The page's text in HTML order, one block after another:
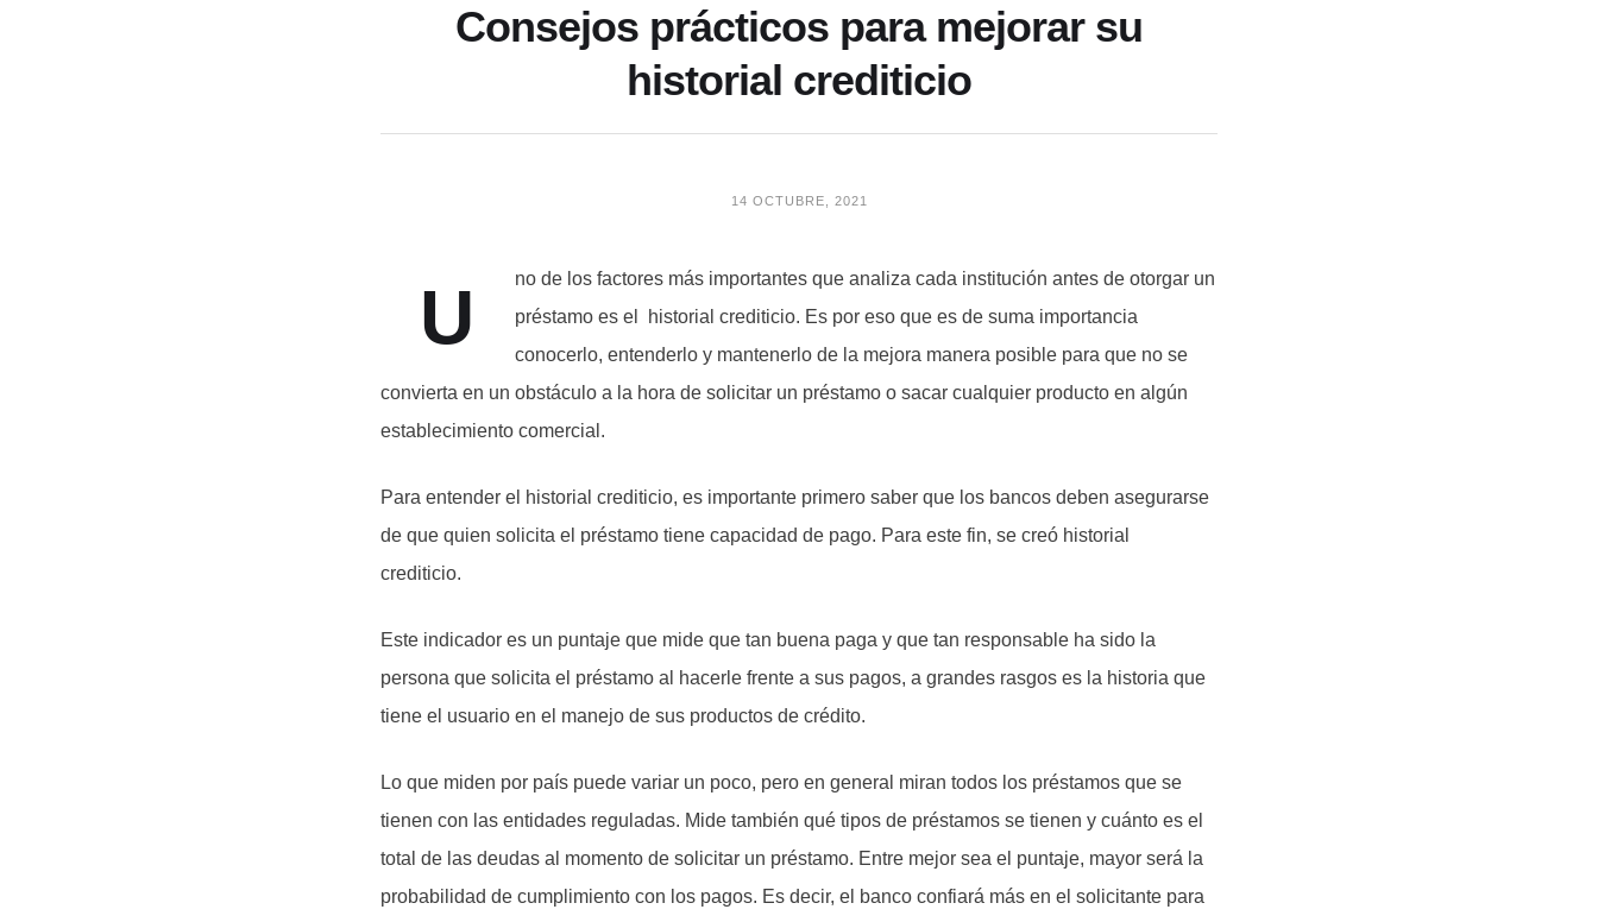
Consejos prácticos para mejorar su
historial crediticio
14 OCTUBRE, 2021
U
no de los factores más importantes que analiza cada institución antes de otorgar un
préstamo es el historial crediticio. Es por eso que es de suma importancia
conocerlo, entenderlo y mantenerlo de la mejora manera posible para que no se
convierta en un obstáculo a la hora de solicitar un préstamo o sacar cualquier producto en algún
establecimiento comercial.
Para entender el historial crediticio, es importante primero saber que los bancos deben asegurarse
de que quien solicita el préstamo tiene capacidad de pago. Para este fin, se creó historial
crediticio.
Este indicador es un puntaje que mide que tan buena paga y que tan responsable ha sido la
persona que solicita el préstamo al hacerle frente a sus pagos, a grandes rasgos es la historia que
tiene el usuario en el manejo de sus productos de crédito.
Lo que miden por país puede variar un poco, pero en general miran todos los préstamos que se
tienen con las entidades reguladas. Mide también qué tipos de préstamos se tienen y cuánto es el
total de las deudas al momento de solicitar un préstamo. Entre mejor sea el puntaje, mayor será la
probabilidad de cumplimiento con los pagos. Es decir, el banco confiará más en el solicitante para